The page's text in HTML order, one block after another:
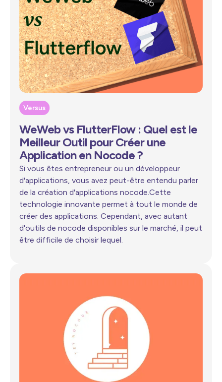
Versus
WeWeb vs FlutterFlow : Quel est le
Meilleur Outil pour Créer une
Application en Nocode ?
Si vous êtes entrepreneur ou un développeur
d'applications, vous avez peut-être entendu parler
de la création d'applications nocode.Cette
technologie innovante permet à tout le monde de
créer des applications. Cependant, avec autant
d'outils de nocode disponibles sur le marché, il peut
être difficile de choisir lequel.